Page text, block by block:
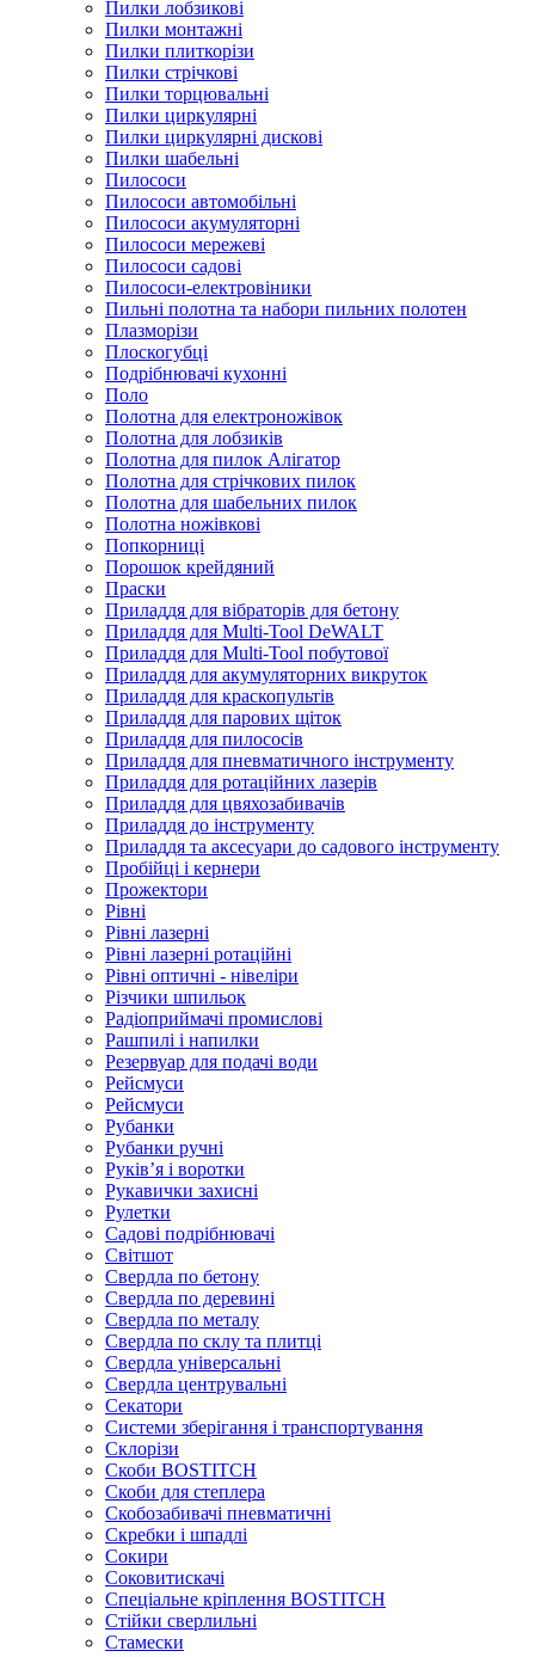
Пилки лобзикові
Пилки монтажні
Пилки плиткорізи
Пилки стрічкові
Пилки торцювальні
Пилки циркулярні
Пилки циркулярні дискові
Пилки шабельні
Пилососи
Пилососи автомобільні
Пилососи акумуляторні
Пилососи мережеві
Пилососи садові
Пилососи-електровіники
Пильні полотна та набори пильних полотен
Плазморізи
Плоскогубці
Подрібнювачі кухонні
Поло
Полотна для електроножівок
Полотна для лобзиків
Полотна для пилок Алігатор
Полотна для стрічкових пилок
Полотна для шабельних пилок
Полотна ножівкові
Попкорниці
Порошок крейдяний
Праски
Приладдя для вібраторів для бетону
Приладдя для Multi-Tool DeWALT
Приладдя для Multi-Tool побутової
Приладдя для акумуляторних викруток
Приладдя для краскопультів
Приладдя для парових щіток
Приладдя для пилососів
Приладдя для пневматичного інструменту
Приладдя для ротаційних лазерів
Приладдя для цвяхозабивачів
Приладдя до інструменту
Приладдя та аксесуари до садового інструменту
Пробійці і кернери
Прожектори
Рівні
Рівні лазерні
Рівні лазерні ротаційні
Рівні оптичні - нівеліри
Різчики шпильок
Радіоприймачі промислові
Рашпилі і напилки
Резервуар для подачі води
Рейсмуси
Рейсмуси
Рубанки
Рубанки ручні
Руківʼя і воротки
Рукавички захисні
Рулетки
Садові подрібнювачі
Світшот
Свердла по бетону
Свердла по деревині
Свердла по металу
Свердла по склу та плитці
Свердла універсальні
Свердла центрувальні
Секатори
Системи зберігання і транспортування
Склорізи
Скоби BOSTITCH
Скоби для степлера
Скобозабивачі пневматичні
Скребки і шпадлі
Сокири
Соковитискачі
Спеціальне кріплення BOSTITCH
Стійки сверлильні
Стамески